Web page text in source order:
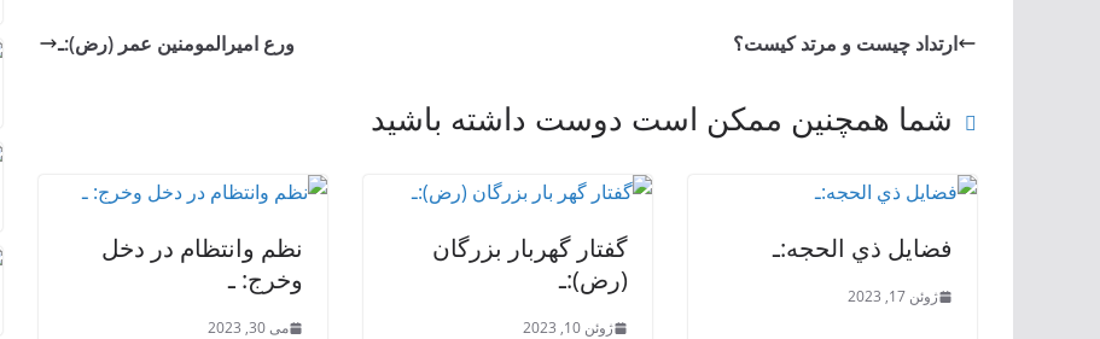
ارتداد چیست و مرتد کیست؟ ورع امیرالمومنین عمر (رض):ـ
شما همچنین ممکن است دوست داشته باشید
فضايل ذي الحجه:ـ
ژوئن 17, 2023
گفتار گهربار بزرگان
(رض):ـ
ژوئن 10, 2023
نظم وانتظام در دخل
وخرج: ـ
می 30, 2023